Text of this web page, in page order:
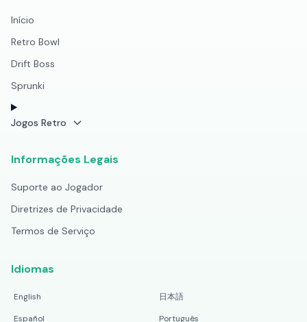
Início
Retro Bowl
Drift Boss
Sprunki
Jogos Retro
Informações Legais
Suporte ao Jogador
Diretrizes de Privacidade
Termos de Serviço
Idiomas
English
日本語
Español
Português